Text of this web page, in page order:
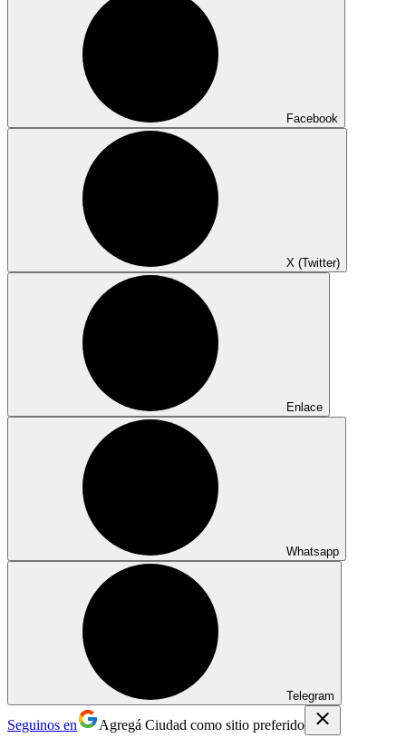
Facebook
X (Twitter)
Enlace
Whatsapp
Telegram
Seguinos en Agregá Ciudad como sitio preferido